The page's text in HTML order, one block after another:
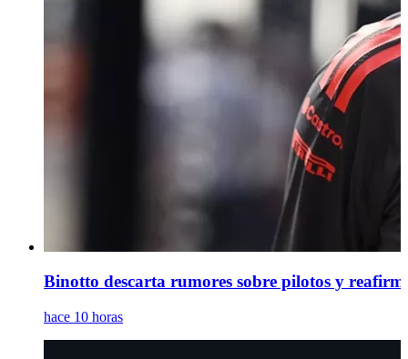
Binotto descarta rumores sobre pilotos y
hace 10 horas